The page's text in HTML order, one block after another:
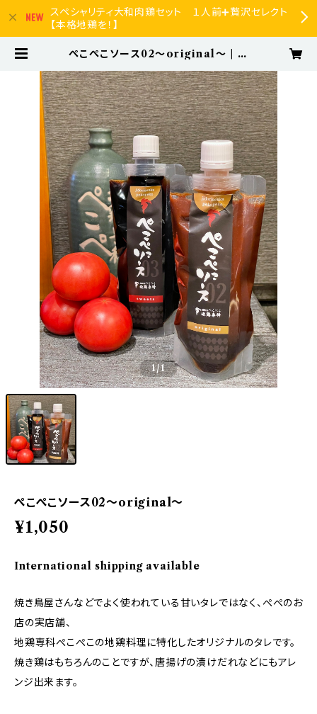
スペシャリティ大和肉鶏セット １人前➕贅沢セレクト
【本格地鶏を！】
ぺこぺこソース02〜original〜 | ぺ
1/1
ぺこぺこソース02〜original〜
¥1,050
International shipping available
焼き鳥屋さんなどでよく使われている甘いタレではなく、ぺぺのお
店の実店舗、
地鶏専科ぺこぺこの地鶏料理に特化したオリジナルのタレです。
焼き鶏はもちろんのことですが、唐揚げの漬けだれなどにもアレ
ンジ出来ます。